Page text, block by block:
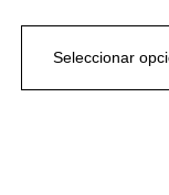
Seleccionar